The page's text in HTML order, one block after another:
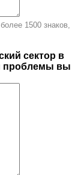
1500 знаков,
сектор в
проблемы вы